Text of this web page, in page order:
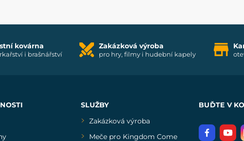
kovárna
i brašnářství
Zakázková výroba
pro hry, filmy i hudební kapely
SLUŽBY
Zakázková výroba
Meče pro Kingdom Come
BUĎTE V